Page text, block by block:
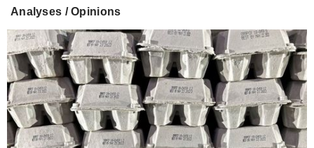
Analyses / Opinions